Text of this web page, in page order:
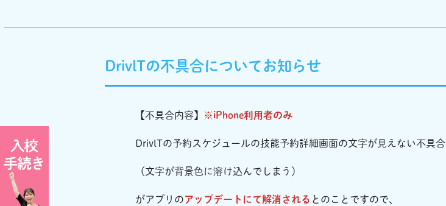
DrivlTの不具合についてお知らせ
【不具合内容】 ※iPhone利用者のみ
DrivlTの予約スケジュールの技能予約詳細画面の文字が見えない不具合
（文字が背景色に溶け込んでしまう）
がアプリのアップデートにて解消される とのことですので、